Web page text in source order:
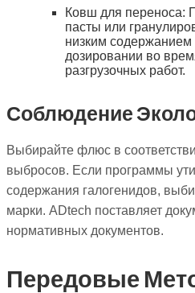
Ковш для переноса:
пасты или
низким
дозировании во
разгрузочных работ.
Соблюдение
Выбирайте флюс в
выбросов. Если программы
содержания галогенидов,
марки. ADtech поставляет
нормативных документов.
Передовые